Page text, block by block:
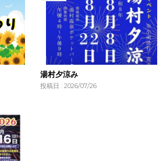
湯村夕涼み
投稿日 : 2026/07/26